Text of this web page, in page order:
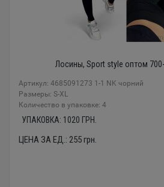
Лосины, Sport style оптом
Артикул: 4685091273 1-1 NK чорний
Размеры: S-XL
Количество в упаковке: 4
УПАКОВКА: 1020 ГРН.
ЦЕНА ЗА ЕД.: 255грн.